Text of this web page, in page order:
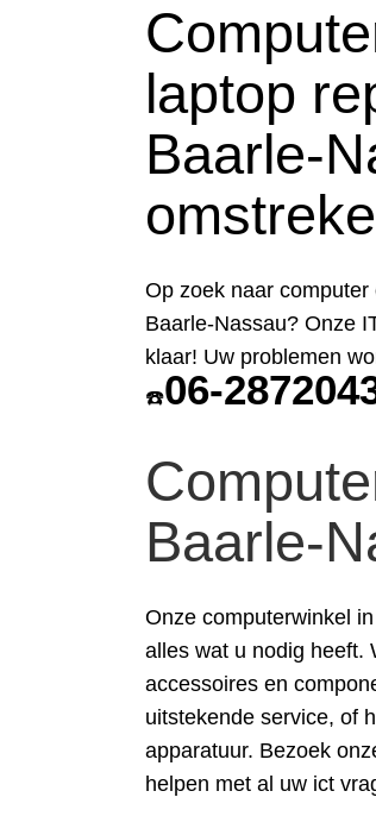
laptop
Baarle-
Op zoek naar
Baarle-Nassau? Onze
klaar! Uw problemen
☎️06-
Baarle-
Onze computerwinkel
alles wat u nodig heeft.
accessoires en
uitstekende service, of
apparatuur. Bezoek
helpen met al uw ict